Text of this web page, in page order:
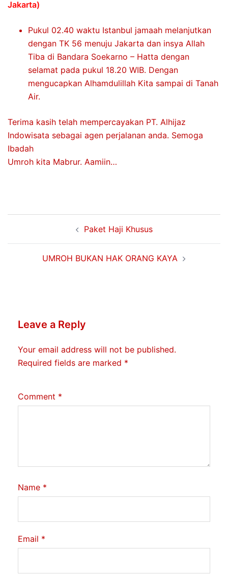
Jakarta)
Pukul 02.40 waktu Istanbul jamaah melanjutkan
dengan TK 56 menuju Jakarta dan insya Allah
Tiba di Bandara Soekarno – Hatta dengan
selamat pada pukul 18.20 WIB. Dengan
mengucapkan Alhamdulillah Kita sampai di Tanah
Air.
Terima kasih telah mempercayakan PT. Alhijaz
Indowisata sebagai agen perjalanan anda. Semoga
Ibadah
Umroh kita Mabrur. Aamiin…
Paket Haji Khusus
UMROH BUKAN HAK ORANG KAYA
Leave a Reply
Your email address will not be published.
Required fields are marked *
Comment *
Name *
Email *